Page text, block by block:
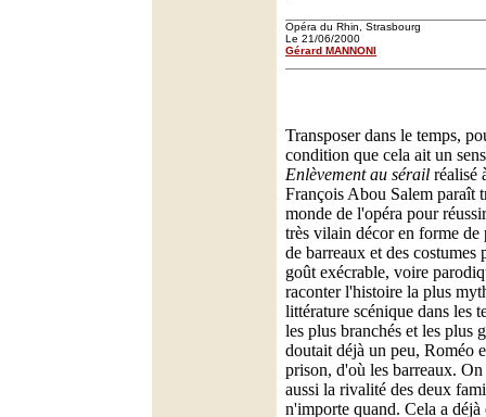
Opéra du Rhin, Strasbourg
Le 21/06/2000
Gérard MANNONI
Transposer dans le temps,
condition que cela ait un
Enlèvement au sérail réalisé
François Abou Salem paraît
monde de l'opéra pour
très vilain décor en forme de
de barreaux et des
goût exécrable, voire
raconter l'histoire la plus
littérature scénique dans les
les plus branchés et les plus
doutait déjà un peu, Roméo
prison, d'où les barreaux.
aussi la rivalité des deux
n'importe quand. Cela a